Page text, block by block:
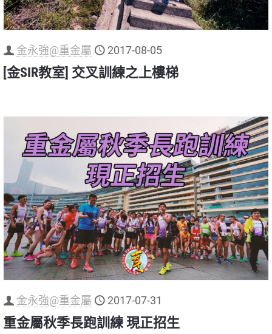
金永強@重金屬 2017-08-05
[金SIR教室] 交叉訓練之上樓梯
金永強@重金屬 2017-07-31
重金屬秋季長跑訓練 現正招生